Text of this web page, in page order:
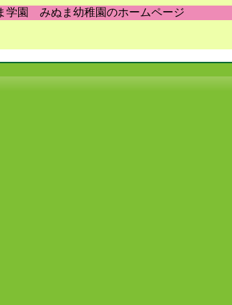
学園 みぬま幼稚園のホームページ